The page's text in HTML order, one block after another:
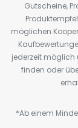
Gutscheine,
möglichen
jederzeit möglich
finden oder
*Ab einem